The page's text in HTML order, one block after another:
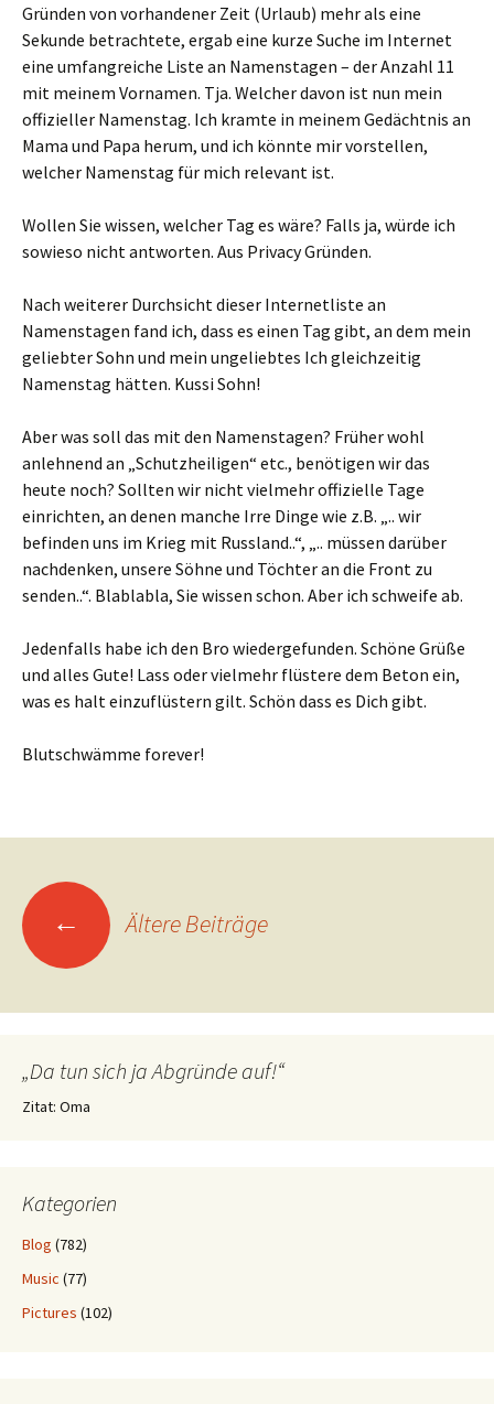
Gründen von vorhandener Zeit (Urlaub) mehr als eine
Sekunde betrachtete, ergab eine kurze Suche im Internet
eine umfangreiche Liste an Namenstagen – der Anzahl 11
mit meinem Vornamen. Tja. Welcher davon ist nun mein
offizieller Namenstag. Ich kramte in meinem Gedächtnis an
Mama und Papa herum, und ich könnte mir vorstellen,
welcher Namenstag für mich relevant ist.
Wollen Sie wissen, welcher Tag es wäre? Falls ja, würde ich
sowieso nicht antworten. Aus Privacy Gründen.
Nach weiterer Durchsicht dieser Internetliste an
Namenstagen fand ich, dass es einen Tag gibt, an dem mein
geliebter Sohn und mein ungeliebtes Ich gleichzeitig
Namenstag hätten. Kussi Sohn!
Aber was soll das mit den Namenstagen? Früher wohl
anlehnend an „Schutzheiligen“ etc., benötigen wir das
heute noch? Sollten wir nicht vielmehr offizielle Tage
einrichten, an denen manche Irre Dinge wie z.B. „.. wir
befinden uns im Krieg mit Russland..“, „.. müssen darüber
nachdenken, unsere Söhne und Töchter an die Front zu
senden..“. Blablabla, Sie wissen schon. Aber ich schweife ab.
Jedenfalls habe ich den Bro wiedergefunden. Schöne Grüße
und alles Gute! Lass oder vielmehr flüstere dem Beton ein,
was es halt einzuflüstern gilt. Schön dass es Dich gibt.
Blutschwämme forever!
Beitragsnavigation
← Ältere Beiträge
„Da tun sich ja Abgründe auf!“
Zitat: Oma
Kategorien
Blog (782)
Music (77)
Pictures (102)